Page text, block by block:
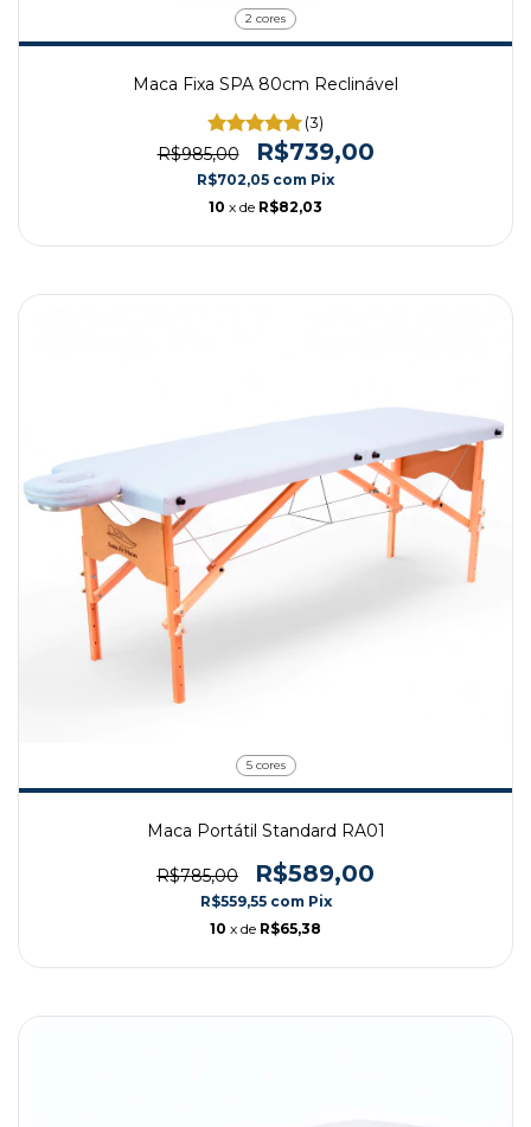
2 cores
Maca Fixa SPA 80cm Reclinável
(3)
R$985,00 R$739,00
R$702,05 com Pix
10 x de R$82,03
5 cores
Maca Portátil Standard RA01
R$785,00 R$589,00
R$559,55 com Pix
10 x de R$65,38